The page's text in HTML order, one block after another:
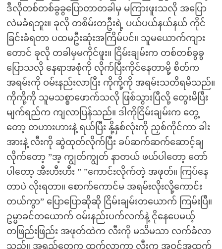
ဒီလိုတစ်တစ်ခွခွပြောတာတခါမှ မကြားဖူးသလို အပြော
လဲမခံရဘူး။ ခုလို တစိမ်းတဦးရဲ့ ပယ်ပယ်နယ်နယ် ကိုင်
ခြင်းခံရတာ ပထမဦးဆုံးအကြိမ်ပင်။ သူမယောက်ကျား
တောင် ခုလို တခါမှမကိုင်ဖူး။ ငြိမ်းချမ်းက တစ်တစ်ခွခွ
ပြောသလို နေရာအစုံကို လိုက်ပြီးကိုင်နေတာမို့ စိတ်က
အရမ်းကို ဝမ်းနည်းလာပြီး ကိုကို့ကို အရမ်းသတိရမိသည်။
ကိုကို့ကို သူမသစ္စာဖောက်သလို ဖြစ်သွားပြီလို့ တွေးမိပြီး
မျက်ရည်က ကျလာပြန်သည်။ ဒါကိုငြိမ်းချမ်းက တွေ့
တော့ တဟားဟားနဲ့ ရယ်ပြီး နို့နှစ်လုံးကို ညှစ်ကိုင်ကာ ခါး
အားနဲ့ လီးကို ဆွဲထုတ်လိုက်ပြီး ခပ်ဆက်ဆက်ဆောင့်ချ
လိုက်တော့ ”အ့ ကျွတ်ကျွတ် နာတယ် ဖယ်ပါတော့ တော်
ပါတော့ အီးဟီးဟီး ” ”ကောင်းလိုက်တဲ့ အဖုတ်။ ကြပ်နေ
တာပဲ လိုးရတာ။ စောက်ကောင်မ အရမ်းလိုးလို့ကောင်း
တယ်ကွာ” ပြောပြောဆိုဆို ငြိမ်းချမ်းတယောက် ကြမ်းပြီ။
ဥမ္မာခင်တယောက် ဝမ်းနည်းပက်လက်နဲ့ ငိုနေပေမယ့်
တဖြည်းဖြည်း အဖုတ်ထဲက လီးကို မသိမသာ လက်ခံလာ
သည်။ အရည်တွေက ထွက်လာကာ လီးက အဝင်အထွက်